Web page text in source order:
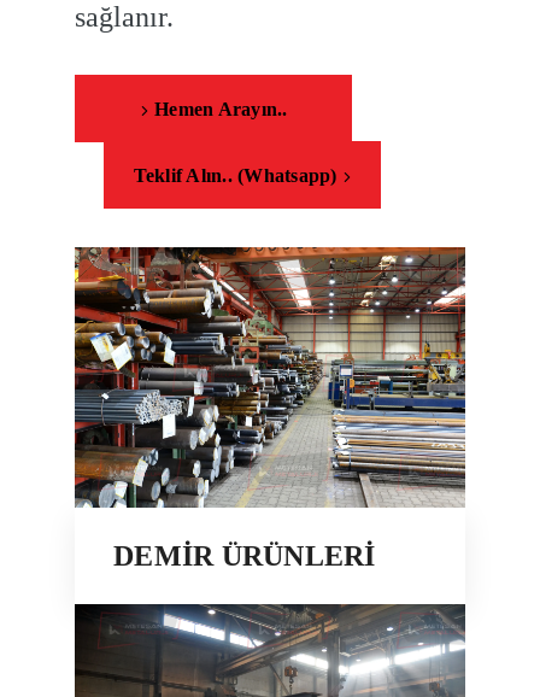
sağlanır.
Hemen Arayın..
Teklif Alın.. (Whatsapp)
DEMİR ÜRÜNLERİ